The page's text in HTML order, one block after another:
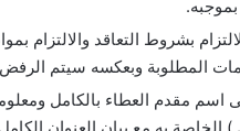
بشروط التعاقد والالتزام
المطلوبة وبعكسه سيتم
اسم مقدم العطاء بالكامل
الخاصة به مع بيان العنوان